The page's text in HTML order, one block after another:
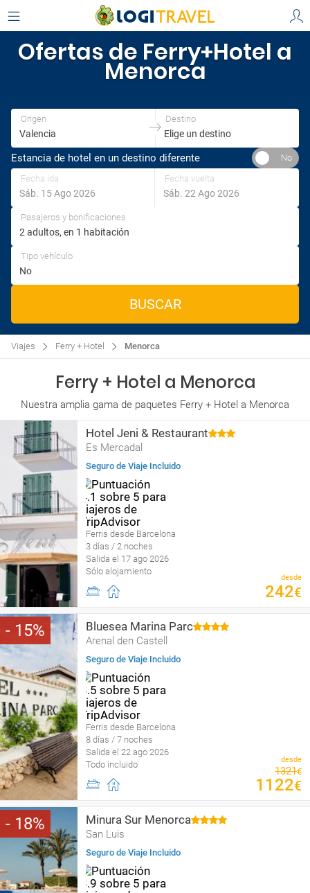
Ofertas de Ferry+Hotel a
Menorca
Origen Destino
Estancia de hotel en un destino diferente
Fecha ida Fecha vuelta
Pasajeros y bonificaciones
Tipo vehículo
BUSCAR
Viajes Ferry + Hotel Menorca
Ferry + Hotel a Menorca
Nuestra amplia gama de paquetes Ferry + Hotel a Menorca
Hotel Jeni & Restaurant
Es Mercadal
Seguro de Viaje Incluido
Ferris desde Barcelona
3 días / 2 noches
Salida el 17 ago 2026
Sólo alojamiento
desde
242€
15 Bluesea Marina Parc
Arenal den Castell
Seguro de Viaje Incluido
Ferris desde Barcelona
8 días / 7 noches
Salida el 22 ago 2026
Todo incluido
desde
1321€
1122€
18 Minura Sur Menorca
San Luis
Seguro de Viaje Incluido